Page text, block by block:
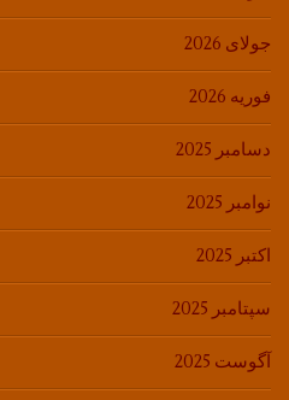
جولای 2026
فوریه 2026
دسامبر 2025
نوامبر 2025
اکتبر 2025
سپتامبر 2025
آگوست 2025